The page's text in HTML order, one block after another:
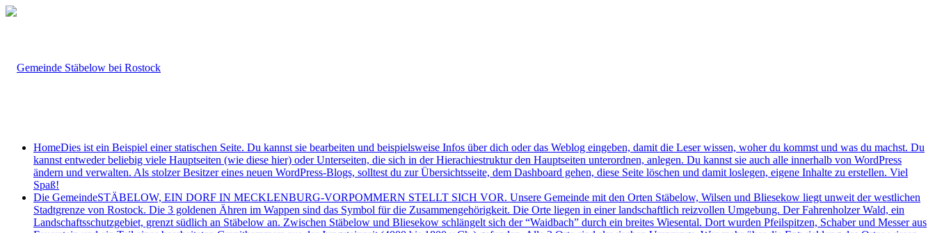
HomeDies ist ein Beispiel einer statischen Seite. Du kannst sie bearbeiten und beispielsweise Infos über dich oder das Weblog eingeben, damit die Leser wissen, woher du kommst und was du machst. Du
kannst entweder beliebig viele Hauptseiten (wie diese hier) oder Unterseiten, die sich in der Hierachiestruktur den Hauptseiten unterordnen, anlegen. Du kannst sie auch alle innerhalb von WordPress
ändern und verwalten. Als stolzer Besitzer eines neuen WordPress-Blogs, solltest du zur Übersichtsseite, dem Dashboard gehen, diese Seite löschen und damit loslegen, eigene Inhalte zu erstellen. Viel
Spaß!
Die GemeindeSTÄBELOW, EIN DORF IN MECKLENBURG-VORPOMMERN STELLT SICH VOR. Unsere Gemeinde mit den Orten Stäbelow, Wilsen und Bliesekow liegt unweit der westlichen
Stadtgrenze von Rostock. Die 3 goldenen Ähren im Wappen sind das Symbol für die Zusammengehörigkeit. Die Orte liegen in einer landschaftlich reizvollen Umgebung. Der Fahrenholzer Wald, ein
Landschaftsschutzgebiet, grenzt südlich an Stäbelow an. Zwischen Stäbelow und Bliesekow schlängelt sich der “Waidbach” durch ein breites Wiesental. Dort wurden Pfeilspitzen, Schaber und Messer aus